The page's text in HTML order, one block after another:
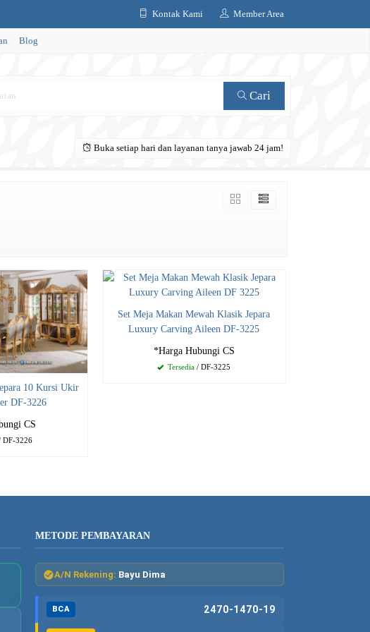
Kontak Kami Member Area
Blog
Cari
Buka setiap hari dan layanan tanya jawab 24 jam!
10 Kursi Ukir
DF-3226
CS
3226
Set Meja Makan Mewah Klasik Jepara
Luxury Carving Aileen DF-3225
*Harga Hubungi CS
Tersedia / DF-3225
METODE PEMBAYARAN
A/N Rekening: Bayu Dima
BCA 2470-1470-19